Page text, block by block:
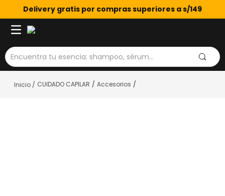
Delivery gratis por compras superiores a s/149
Encuentra tu esencia: shampoo, sérum...
CUIDADO CAPILAR Accesorios